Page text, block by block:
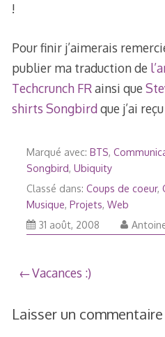
!
Pour finir j’aimerais
publier ma traduction de
Techcrunch FR ainsi que
shirts Songbirdque j’ai
Marqué avec: BTS,
Songbird, Ubiquity
Classé dans: Coups de coeur,
Musique, Projets, Web
31 août, 200818
Navigation
de
Vacances :)
Laisser un commentaire